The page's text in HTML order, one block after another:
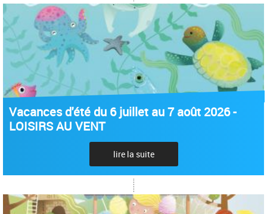
Vacances d'été du 6 juillet au 7 août 2026 -
LOISIRS AU VENT
lire la suite